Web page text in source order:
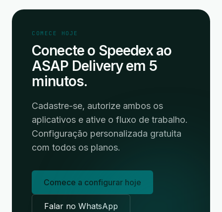
COMECE HOJE
Conecte o Speedex ao
ASAP Delivery em 5
minutos.
Cadastre-se, autorize ambos os
aplicativos e ative o fluxo de trabalho.
Configuração personalizada gratuita
com todos os planos.
Comece a configurar hoje
Falar no WhatsApp